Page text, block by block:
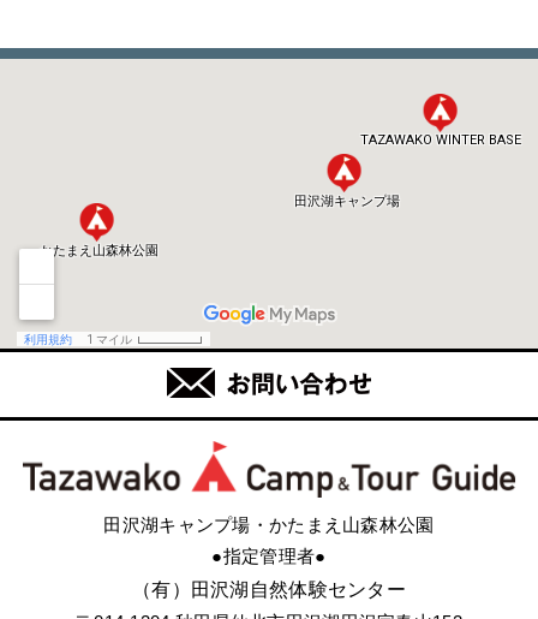
田沢湖キャンプ場・かたまえ山森林公園
●指定管理者●
（有）田沢湖自然体験センター